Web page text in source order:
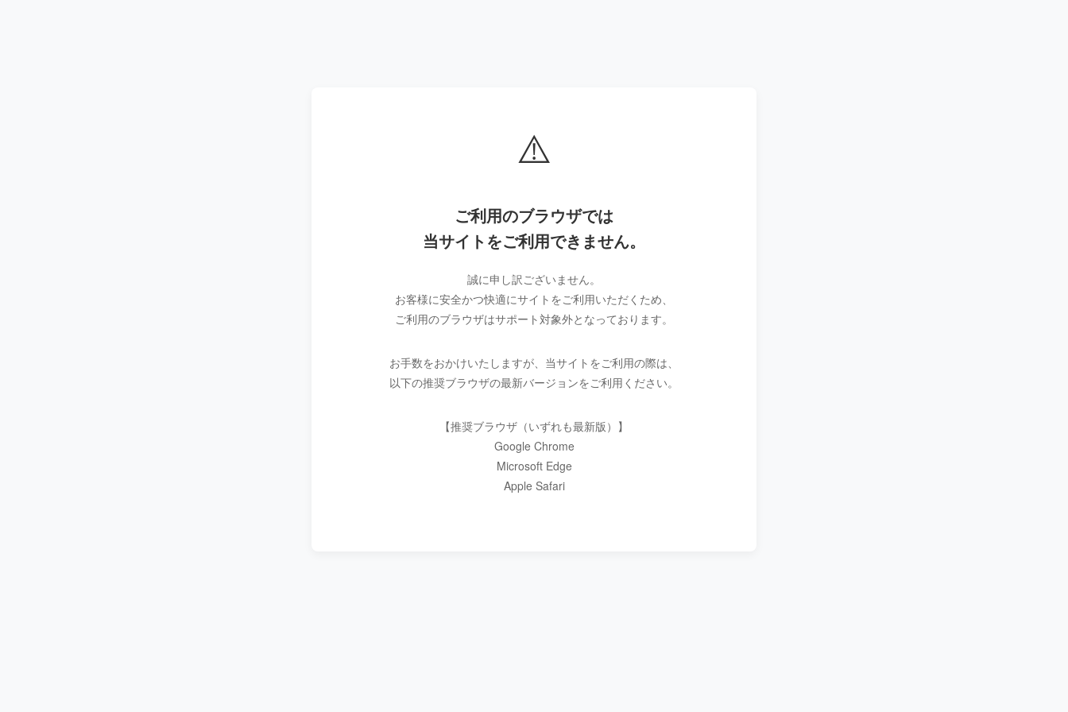
⚠️
ご利用のブラウザでは
当サイトをご利用できません。
誠に申し訳ございません。
お客様に安全かつ快適にサイトをご利用いただくため、
ご利用のブラウザはサポート対象外となっております。
お手数をおかけいたしますが、当サイトをご利用の際は、
以下の推奨ブラウザの最新バージョンをご利用ください。
【推奨ブラウザ（いずれも最新版）】
Google Chrome
Microsoft Edge
Apple Safari